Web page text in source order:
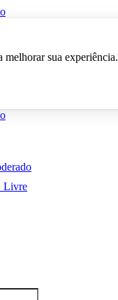
melhorar sua experiência.
Livre